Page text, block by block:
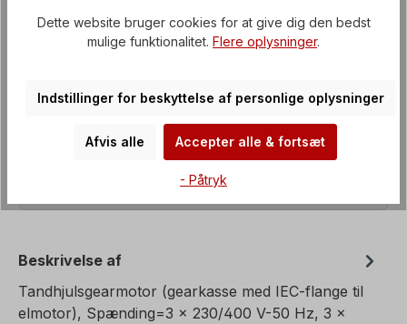
Beskrivelse af
Tandhjulsgearmotor (gearkasse med IEC-flange til
elmotor), Spænding=3 x 230/400 V-50 Hz, 3 x
Dette website bruger cookies for at give dig den bedst
mulige funktionalitet. Flere oplysninger.
Indstillinger for beskyttelse af personlige oplysninger
Afvis alle Accepter alle & fortsæt
- Påtryk